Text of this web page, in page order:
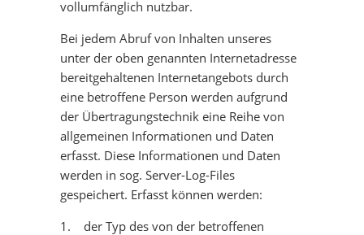
vollumfänglich nutzbar.
Bei jedem Abruf von Inhalten unseres
unter der oben genannten Internetadresse
bereitgehaltenen Internetangebots durch
eine betroffene Person werden aufgrund
der Übertragungstechnik eine Reihe von
allgemeinen Informationen und Daten
erfasst. Diese Informationen und Daten
werden in sog. Server-Log-Files
gespeichert. Erfasst können werden:
1. der Typ des von der betroffenen